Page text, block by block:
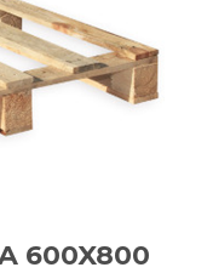
600X800